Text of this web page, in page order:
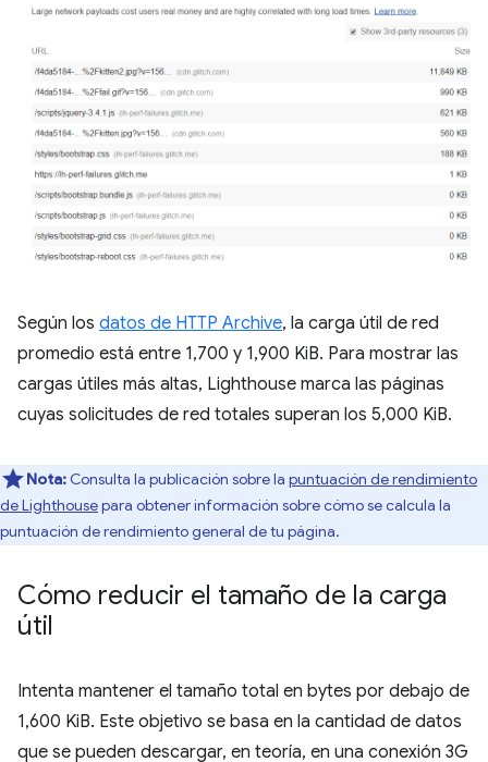
Según los datos de HTTP Archive, la carga útil de red
promedio está entre 1,700 y 1,900 KiB. Para mostrar las
cargas útiles más altas, Lighthouse marca las páginas
cuyas solicitudes de red totales superan los 5,000 KiB.
Nota: Consulta la publicación sobre la puntuación de rendimiento
de Lighthousepara obtener información sobre cómo se calcula la
puntuación de rendimiento general de tu página.
Cómo reducir el tamaño de la carga
útil
Intenta mantener el tamaño total en bytes por debajo de
1,600 KiB. Este objetivo se basa en la cantidad de datos
que se pueden descargar, en teoría, en una conexión 3G